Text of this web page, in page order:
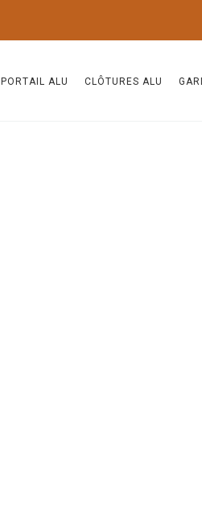
PORTAIL ALU CLÔTURES ALU